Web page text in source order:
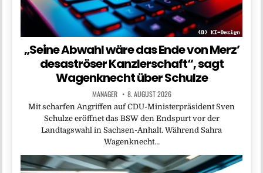
„Seine Abwahl wäre das Ende von Merz’
desaströser Kanzlerschaft“, sagt
Wagenknecht über Schulze
MANAGER 8. AUGUST 2026
Mit scharfen Angriffen auf CDU-Ministerpräsident Sven
Schulze eröffnet das BSW den Endspurt vor der
Landtagswahl in Sachsen-Anhalt. Während Sahra
Wagenknecht…